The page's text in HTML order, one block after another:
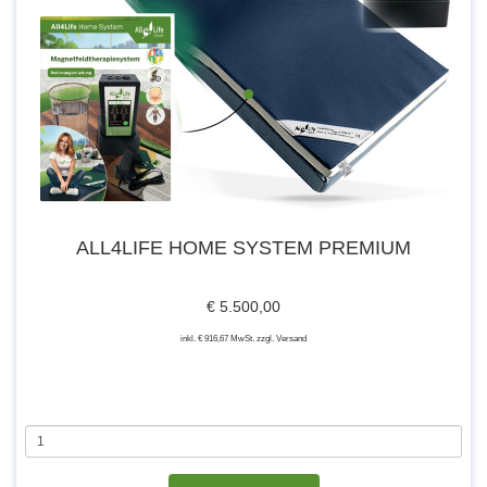
ALL4LIFE HOME SYSTEM PREMIUM
€ 5.500,00
inkl. € 916,67 MwSt. zzgl. Versand
All4Life Home System PREMIUM